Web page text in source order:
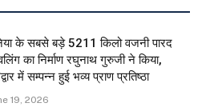
के सबसे बड़े 5211 किलो वजनी पारद
का निर्माण रघुनाथ गुरुजी ने किया,
में सम्पन्न हुई भव्य प्राण प्रतिष्ठा
19, 2026